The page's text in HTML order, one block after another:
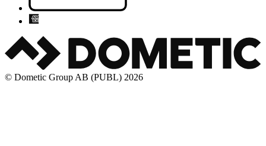
© Dometic Group AB (PUBL) 2026